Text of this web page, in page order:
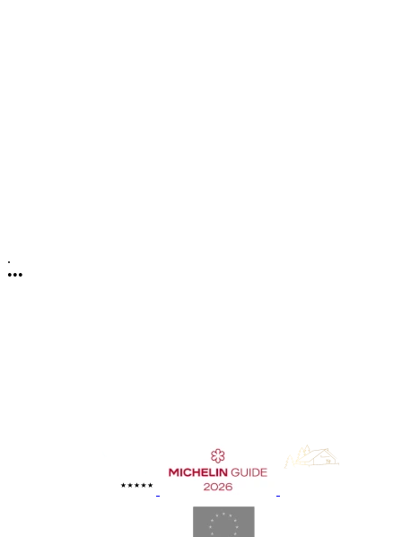
.
•••